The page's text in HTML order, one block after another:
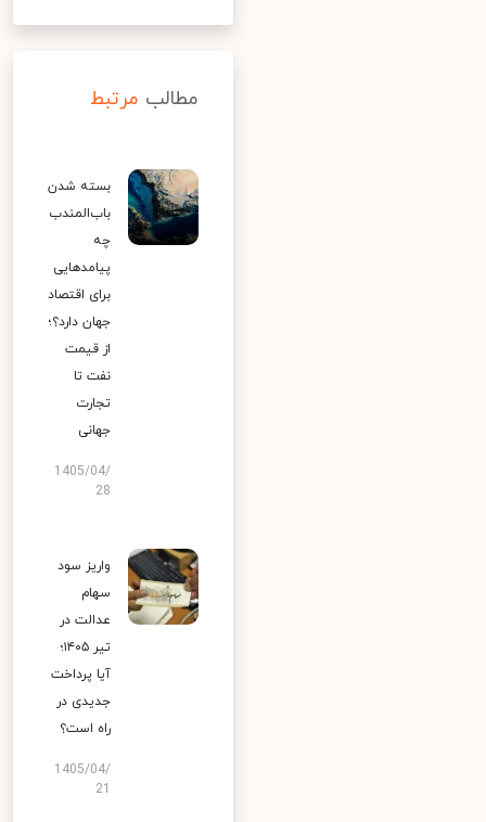
مطالب مرتبط
بسته شدن
باب‌المندب
چه
پیامدهایی
برای اقتصاد
جهان دارد؟؛
از قیمت
نفت تا
تجارت
جهانی
1405/04/
28
واریز سود
سهام
عدالت در
تیر ۱۴۰۵؛
آیا پرداخت
جدیدی در
راه است؟
1405/04/